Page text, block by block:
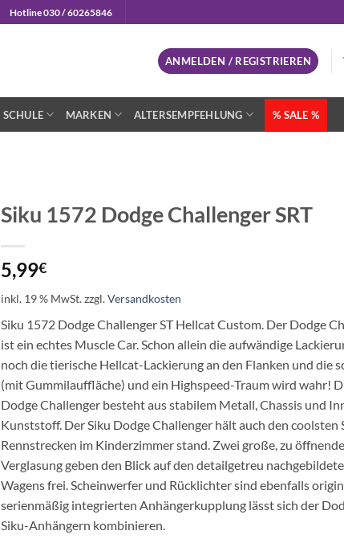
Hotline 030 / 60265846
ANMELDEN / REGISTRIEREN
SCHULE MARKEN ALTERSEMPFEHLUNG % SALE %
Siku 1572 Dodge Challenger SRT
5,99€
inkl. 19 % MwSt.zzgl.Versandkosten
Siku 1572 Dodge Challenger ST Hellcat Custom. Der Dodge
ist ein echtes Muscle Car. Schon allein die aufwändige
noch die tierische Hellcat-Lackierung an den Flanken und die
(mit Gummilauffläche) und ein Highspeed-Traum wird wahr!
Dodge Challenger besteht aus stabilem Metall, Chassis und
Kunststoff. Der Siku Dodge Challenger hält auch den coolsten
Rennstrecken im Kinderzimmer stand. Zwei große, zu
Verglasung geben den Blick auf den detailgetreu
Wagens frei. Scheinwerfer und Rücklichter sind ebenfalls
serienmäßig integrierten Anhängerkupplung lässt sich der
Siku-Anhängern kombinieren.